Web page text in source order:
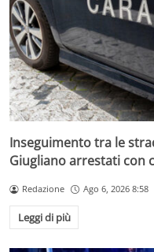
Inseguimento tra le
Giugliano arrestati con
Redazione Ago 6, 2026 8:58
Leggi di più